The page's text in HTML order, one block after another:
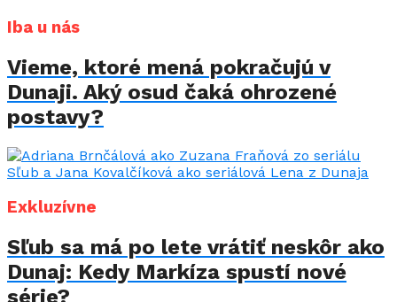
Iba u nás
Vieme, ktoré mená pokračujú v
Dunaji. Aký osud čaká ohrozené
postavy?
Exkluzívne
Sľub sa má po lete vrátiť neskôr ako
Dunaj: Kedy Markíza spustí nové
série?